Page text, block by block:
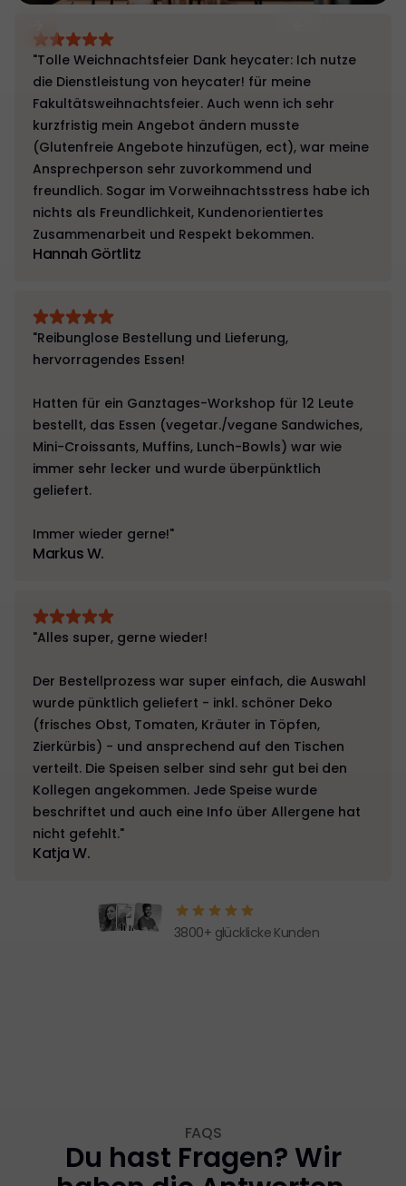
"Tolle Weichnachtsfeier Dank heycater: Ich nutze
die Dienstleistung von heycater! für meine
Fakultätsweihnachtsfeier. Auch wenn ich sehr
kurzfristig mein Angebot ändern musste
(Glutenfreie Angebote hinzufügen, ect), war meine
Ansprechperson sehr zuvorkommend und
freundlich. Sogar im Vorweihnachtsstress habe ich
nichts als Freundlichkeit, Kundenorientiertes
Zusammenarbeit und Respekt bekommen.
Hannah Görtlitz
"Reibunglose Bestellung und Lieferung,
hervorragendes Essen!
Hatten für ein Ganztages-Workshop für 12 Leute
bestellt, das Essen (vegetar./vegane Sandwiches,
Mini-Croissants, Muffins, Lunch-Bowls) war wie
immer sehr lecker und wurde überpünktlich
geliefert.
Immer wieder gerne!"
Markus W.
"Alles super, gerne wieder!
Der Bestellprozess war super einfach, die Auswahl
wurde pünktlich geliefert - inkl. schöner Deko
(frisches Obst, Tomaten, Kräuter in Töpfen,
Zierkürbis) - und ansprechend auf den Tischen
verteilt. Die Speisen selber sind sehr gut bei den
Kollegen angekommen. Jede Speise wurde
beschriftet und auch eine Info über Allergene hat
nicht gefehlt."
Katja W.
3800+ glücklicke Kunden
FAQS
Du hast Fragen? Wir